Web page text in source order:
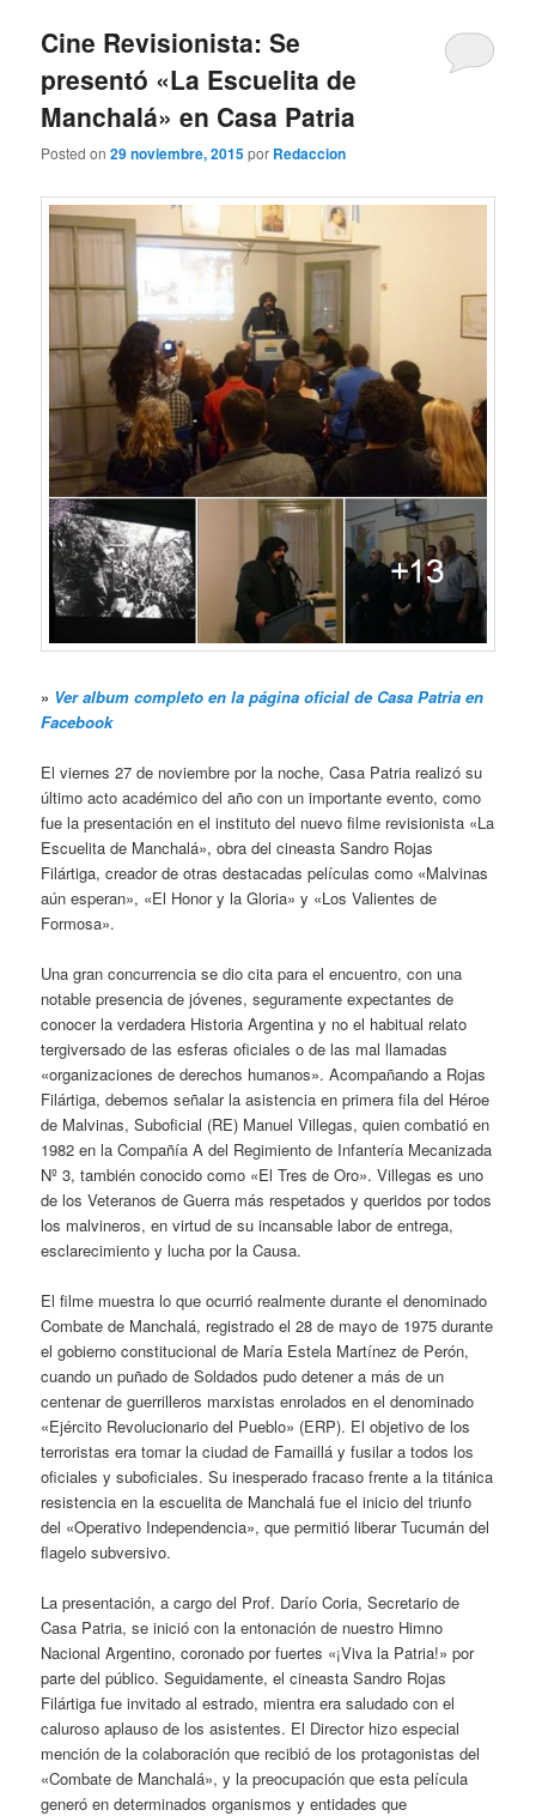
Cine Revisionista: Se
presentó «La Escuelita de
Manchalá» en Casa Patria
Posted on29 noviembre, 2015por Redaccion
» Ver album completo en la página oficial de Casa Patria en
Facebook
El viernes 27 de noviembre por la noche, Casa Patria realizó su
último acto académico del año con un importante evento, como
fue la presentación en el instituto del nuevo filme revisionista «La
Escuelita de Manchalá», obra del cineasta Sandro Rojas
Filártiga, creador de otras destacadas películas como «Malvinas
aún esperan», «El Honor y la Gloria» y «Los Valientes de
Formosa».
Una gran concurrencia se dio cita para el encuentro, con una
notable presencia de jóvenes, seguramente expectantes de
conocer la verdadera Historia Argentina y no el habitual relato
tergiversado de las esferas oficiales o de las mal llamadas
«organizaciones de derechos humanos». Acompañando a Rojas
Filártiga, debemos señalar la asistencia en primera fila del Héroe
de Malvinas, Suboficial (RE) Manuel Villegas, quien combatió en
1982 en la Compañía A del Regimiento de Infantería Mecanizada
Nº 3, también conocido como «El Tres de Oro». Villegas es uno
de los Veteranos de Guerra más respetados y queridos por todos
los malvineros, en virtud de su incansable labor de entrega,
esclarecimiento y lucha por la Causa.
El filme muestra lo que ocurrió realmente durante el denominado
Combate de Manchalá, registrado el 28 de mayo de 1975 durante
el gobierno constitucional de María Estela Martínez de Perón,
cuando un puñado de Soldados pudo detener a más de un
centenar de guerrilleros marxistas enrolados en el denominado
«Ejército Revolucionario del Pueblo» (ERP). El objetivo de los
terroristas era tomar la ciudad de Famaillá y fusilar a todos los
oficiales y suboficiales. Su inesperado fracaso frente a la titánica
resistencia en la escuelita de Manchalá fue el inicio del triunfo
del «Operativo Independencia», que permitió liberar Tucumán del
flagelo subversivo.
La presentación, a cargo del Prof. Darío Coria, Secretario de
Casa Patria, se inició con la entonación de nuestro Himno
Nacional Argentino, coronado por fuertes «¡Viva la Patria!» por
parte del público. Seguidamente, el cineasta Sandro Rojas
Filártiga fue invitado al estrado, mientra era saludado con el
caluroso aplauso de los asistentes. El Director hizo especial
mención de la colaboración que recibió de los protagonistas del
«Combate de Manchalá», y la preocupación que esta película
generó en determinados organismos y entidades que